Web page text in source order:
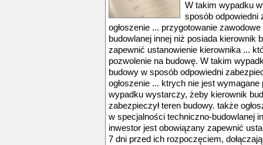
W takim wypadku
sposób odpowiedni
ogłoszenie ... przygotowanie
budowlanej innej niż posiada kierownik
zapewnić ustanowienie kierownika ...
pozwolenie na budowę. W takim
budowy w sposób odpowiedni
ogłoszenie ... ktrych nie jest
wypadku wystarczy, żeby kierownik
zabezpieczył teren budowy. także
w specjalności techniczno-budowlanej
inwestor jest obowiązany zapewnić
7 dni przed ich rozpoczęciem,